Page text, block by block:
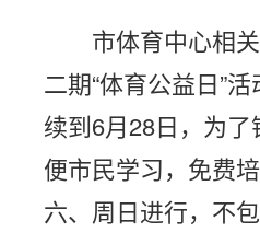
市体育中心相
二期“体育公益日”
续到6月28日，为
便市民学习，免费
六、周日进行，不